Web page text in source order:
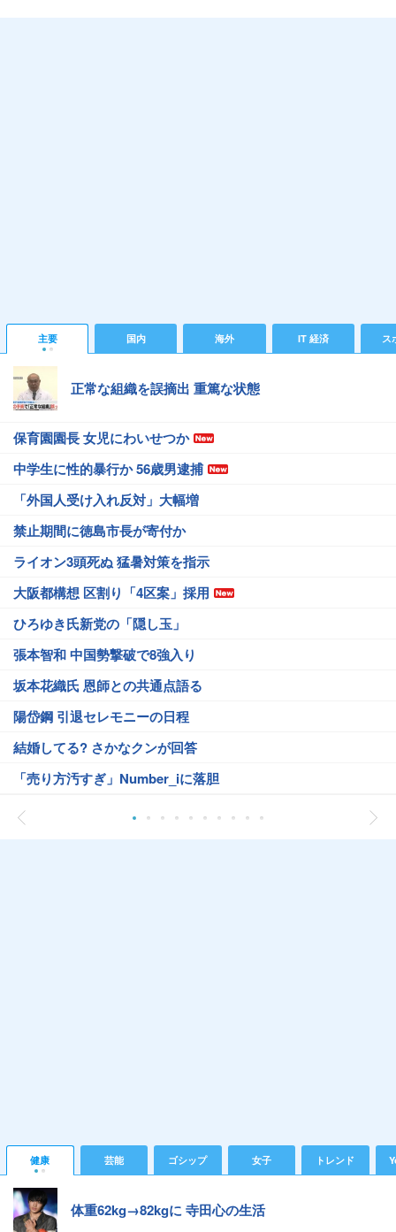
主要 国内 海外 IT 経済 ス
正常な組織を誤摘出 重篤な状態
保育園園長 女児にわいせつか
中学生に性的暴行か 56歳男逮捕
「外国人受け入れ反対」大幅増
禁止期間に徳島市長が寄付か
ライオン3頭死ぬ 猛暑対策を指示
大阪都構想 区割り「4区案」採用
ひろゆき氏新党の「隠し玉」
張本智和 中国勢撃破で8強入り
坂本花織氏 恩師との共通点語る
陽岱鋼 引退セレモニーの日程
結婚してる? さかなクンが回答
「売り方汚すぎ」Number_iに落胆
健康 芸能 ゴシップ 女子 トレンド
体重62kg→82kgに 寺田心の生活